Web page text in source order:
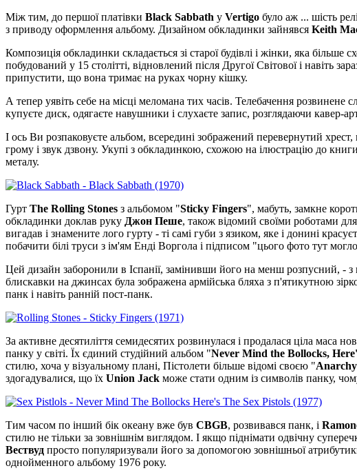
Між тим, до першої платівки Black Sabbath у Vertigo було аж ... шість
з приводу оформлення альбому. Дизайном обкладинки зайнявся Keith
Композиція обкладинки складається зі старої будівлі і жінки, яка
побудований у 15 столітті, відновлений після Другої Світової і навіть
припустити, що вона тримає на руках чорну кішку.
А тепер уявіть себе на місці меломана тих часів. Телебачення
купуєте диск, одягаєте навушники і слухаєте запис, розглядаючи кавер-
І ось Ви розпаковуєте альбом, всередині зображений перевернутий
грому і звук дзвону. Укупі з обкладинкою, схожою на ілюстрацію до
металу.
Гурт The Rolling Stones з альбомом "Sticky Fingers", мабуть, замкне
обкладинки доклав руку Джон Пеше, також відомий своїми роботами для
вигадав і знамените лого гурту - ті самі губи з язиком, яке і донині
побачити білі труси з ім'ям Енді Воргола і підписом "цього фото тут
Цей дизайн заборонили в Іспанії, замінивши його на менш розпусний, -
блискавки на джинсах була зображена армійська бляха з п'ятикутною
панк і навіть ранній пост-панк.
За активне десятиліття семидесятих розвинулася і продалася ціла маса
панку у світі. Їх єдиний студійний альбом "Never Mind the Bollocks,
стилю, хоча у візуальному плані, Пістолети більше відомі своєю "
здогадувалися, що їх Union Jack може стати одним із символів панку,
Тим часом по інший бік океану вже був CBGB, розвивався панк, і
стилю не тільки за зовнішнім виглядом. І якщо піднімати одвічну
Вествуд просто популяризували його за допомогою зовнішньої
однойменного альбому 1976 року.